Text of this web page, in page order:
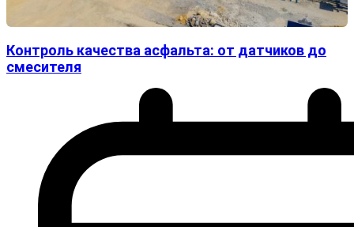
Контроль качества асфальта: от датчиков до
смесителя